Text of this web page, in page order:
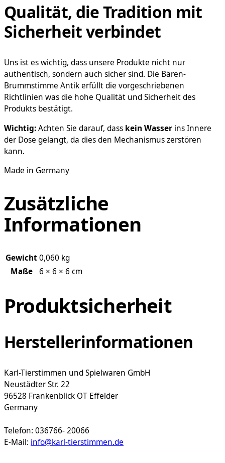
Qualität, die Tradition mit
Sicherheit verbindet
Uns ist es wichtig, dass unsere Produkte nicht nur
authentisch, sondern auch sicher sind. Die Bären-
Brummstimme Antik erfüllt die vorgeschriebenen
Richtlinien was die hohe Qualität und Sicherheit des
Produkts bestätigt.
Wichtig:Achten Sie darauf, dass kein Wasser ins Innere
der Dose gelangt, da dies den Mechanismus zerstören
kann.
Made in Germany
Zusätzliche
Informationen
Gewicht0,060 kg
Maße
6 × 6 × 6 cm
Produktsicherheit
Herstellerinformationen
Karl-Tierstimmen und Spielwaren GmbH
Neustädter Str. 22
96528 Frankenblick OT Effelder
Germany
Telefon: 036766- 20066
E-Mail: info@karl-tierstimmen.de